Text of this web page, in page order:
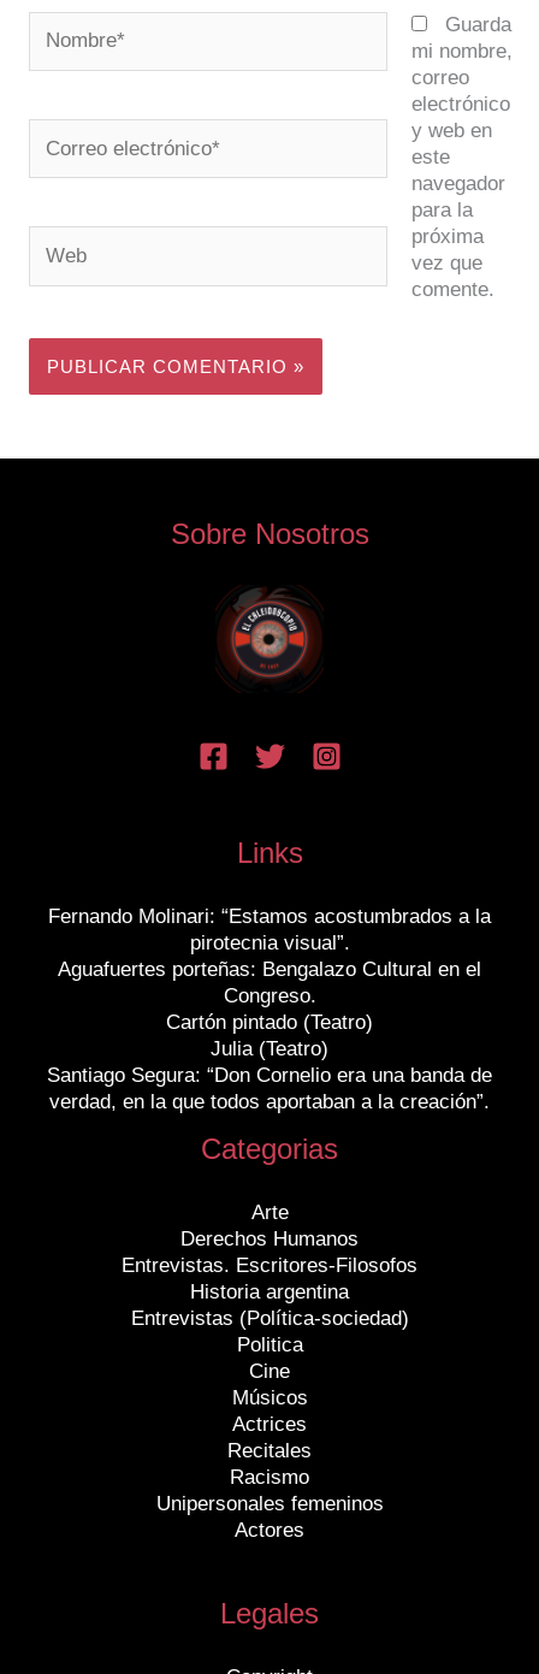
electrónico*
Guarda
mi nombre,
correo
electrónico
y web en
este
navegador
para la
próxima
vez que
comente.
Sobre Nosotros
Links
Fernando Molinari: “Estamos acostumbrados a la
pirotecnia visual”.
Aguafuertes porteñas: Bengalazo Cultural en el
Congreso.
Cartón pintado (Teatro)
Julia (Teatro)
Santiago Segura: “Don Cornelio era una banda de
verdad, en la que todos aportaban a la creación”.
Categorias
Arte
Derechos Humanos
Entrevistas. Escritores-Filosofos
Historia argentina
Entrevistas (Política-sociedad)
Politica
Cine
Músicos
Actrices
Recitales
Racismo
Unipersonales femeninos
Actores
Legales